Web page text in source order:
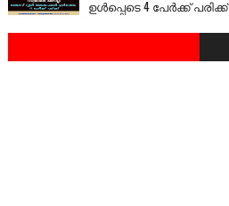
ഉൾപ്പെടെ 4 പേർക്ക് പരിക്ക്